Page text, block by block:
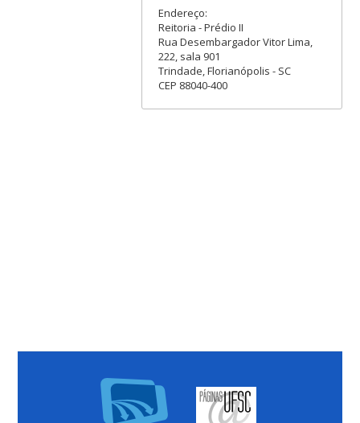
Endereço:
Reitoria - Prédio II
Rua Desembargador Vitor Lima,
222, sala 901
Trindade, Florianópolis - SC
CEP 88040-400